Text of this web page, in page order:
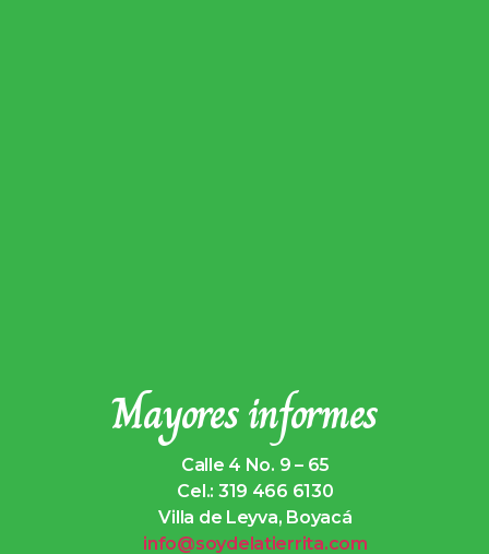
Mayores informes
Calle 4 No. 9 – 65
Cel.: 319 466 6130
Villa de Leyva, Boyacá
info@soydelatierrita.com